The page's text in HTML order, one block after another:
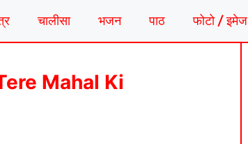
चालीसा भजन पाठ फोटो / इमेज
Mahal Ki